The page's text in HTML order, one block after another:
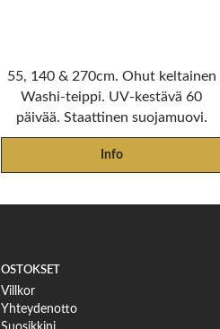
55, 140 & 270cm. Ohut keltainen
Washi-teippi. UV-kestävä 60
päivää. Staattinen suojamuovi.
Info
OSTOKSET
Villkor
Yhteydenotto